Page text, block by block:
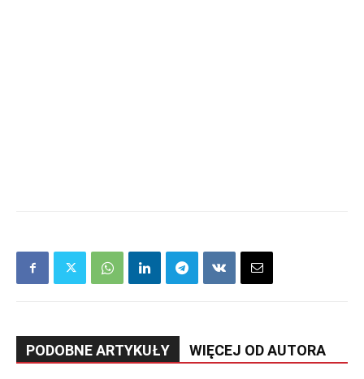
PODOBNE ARTYKUŁY WIĘCEJ OD AUTORA